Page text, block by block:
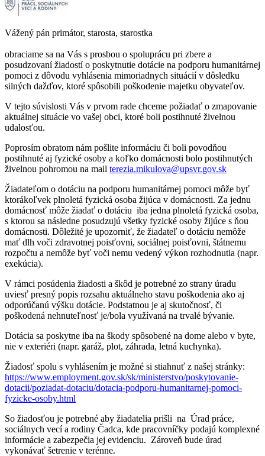
Vážený pán primátor, starosta, starostka
obraciame sa na Vás s prosbou o spoluprácu pri zbere a
posudzovaní žiadostí o poskytnutie dotácie na podporu humanitárnej
pomoci z dôvodu vyhlásenia mimoriadnych situácií v dôsledku
silných dažďov, ktoré spôsobili poškodenie majetku obyvateľov.
V tejto súvislosti Vás v prvom rade chceme požiadať o zmapovanie
aktuálnej situácie vo vašej obci, ktoré boli postihnuté živelnou
udalosťou.
Poprosím obratom nám pošlite informáciu či boli povodňou
postihnuté aj fyzické osoby a koľko domácnosti bolo postihnutých
živelnou pohromou na mail terezia.mikulova@upsvr.gov.sk
Žiadateľom o dotáciu na podporu humanitárnej pomoci môže byť
ktorákoľvek plnoletá fyzická osoba žijúca v domácnosti. Za jednu
domácnosť môže žiadať o dotáciu iba jedna plnoletá fyzická osoba,
s ktorou sa následne posudzujú všetky fyzické osoby žijúce s ňou
domácnosti. Dôležité je upozorniť, že žiadateľ o dotáciu nemôže
mať dlh voči zdravotnej poisťovni, sociálnej poisťovni, štátnemu
rozpočtu a nemôže byť voči nemu vedený výkon rozhodnutia (napr.
exekúcia).
V rámci posúdenia žiadosti a škôd je potrebné zo strany úradu
uviesť presný popis rozsahu aktuálneho stavu poškodenia ako aj
odporúčanú výšku dotácie. Podstatnou je aj skutočnosť, či
poškodená nehnuteľnosť je/bola využívaná na trvalé bývanie.
Dotácia sa poskytne iba na škody spôsobené na dome alebo v byte,
nie v exteriéri (napr. garáž, plot, záhrada, letná kuchynka).
Žiadosť spolu s vyhlásením je možné si stiahnuť z našej stránky:
https://www.employment.gov.sk/sk/ministerstvo/poskytovanie-
dotacii/poziadat-dotaciu/dotacia-podporu-humanitarnej-pomoci-
fyzicke-osoby.html
So žiadosťou je potrebné aby žiadatelia prišli na Úrad práce,
sociálnych vecí a rodiny Čadca, kde pracovníčky podajú komplexné
informácie a zabezpečia jej evidenciu. Zároveň bude úrad
vykonávať šetrenie v terénne.